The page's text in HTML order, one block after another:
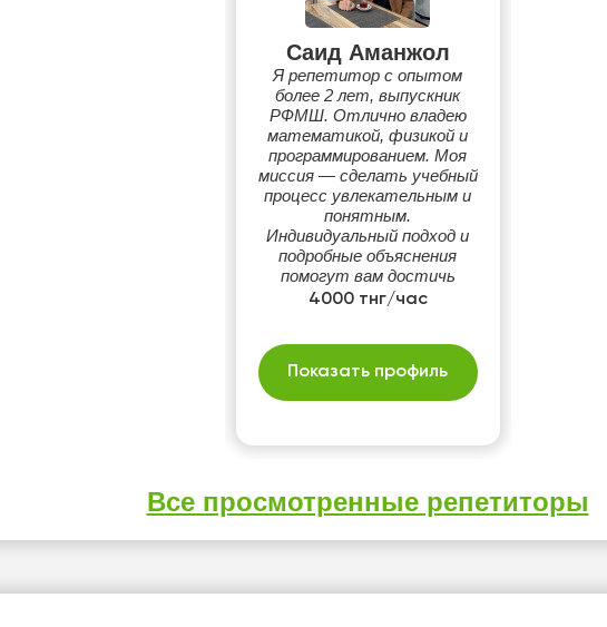
Саид Аманжол
Я репетитор с опытом
более 2 лет, выпускник
РФМШ. Отлично владею
математикой, физикой и
программированием. Моя
миссия — сделать учебный
процесс увлекательным и
понятным.
Индивидуальный подход и
подробные объяснения
помогут вам достичь
успеха в учебе. Добро
легкими и увлекательными!
4000 тнг/час
Показать профиль
Все просмотренные репетиторы